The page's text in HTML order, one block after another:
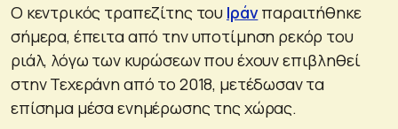
Ο κεντρικός τραπεζίτης του Ιράνπαραιτήθηκε
σήμερα, έπειτα από την υποτίμηση ρεκόρ του
ριάλ, λόγω των κυρώσεων που έχουν επιβληθεί
στην Τεχεράνη από το 2018, μετέδωσαν τα
επίσημα μέσα ενημέρωσης της χώρας.